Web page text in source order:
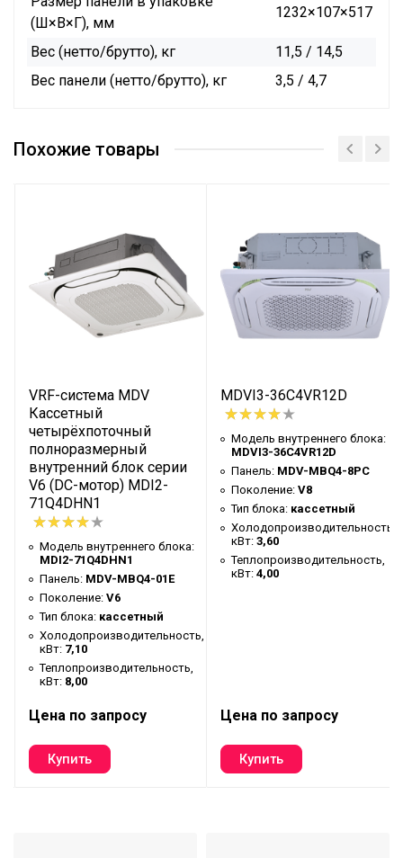
(Ш×В×Г), мм
1232×107×517
Вес (нетто/брутто), кг
11,5 / 14,5
Вес панели (нетто/брутто), кг
3,5 / 4,7
Похожие товары
VRF-система MDV
Кассетный
четырёхпоточный
полноразмерный
внутренний блок серии
V6 (DC-мотор) MDI2-
71Q4DHN1
Модель внутреннего блока:
MDI2-71Q4DHN1
Панель: MDV-MBQ4-01E
Поколение: V6
Тип блока: кассетный
Холодопроизводительность,
кВт: 7,10
Теплопроизводительность,
кВт: 8,00
Цена по запросу
MDVI3-36C4VR12D
Модель внутреннего блока:
MDVI3-36C4VR12D
Панель: MDV-MBQ4-8PC
Поколение: V8
Тип блока: кассетный
Холодопроизводительность,
кВт: 3,60
Теплопроизводительность,
кВт: 4,00
Цена по запросу